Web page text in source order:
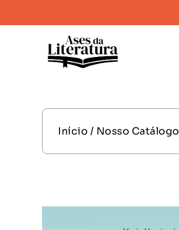
Início / Nosso Catálogo